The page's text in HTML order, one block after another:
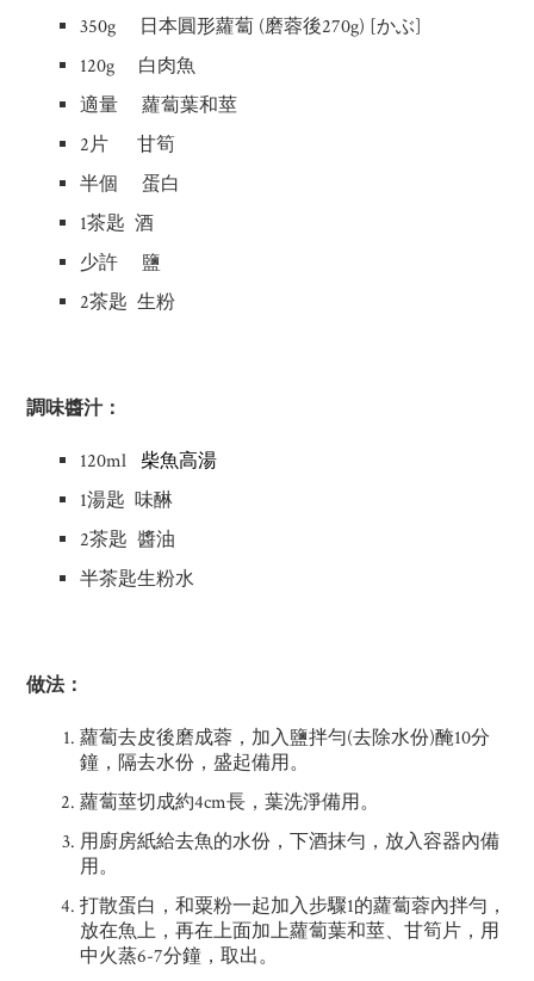
350g 日本圓形蘿蔔 (磨蓉後270g) [かぶ]
120g 白肉魚
適量 蘿蔔葉和莖
2片 甘筍
半個 蛋白
1茶匙 酒
少許 鹽
2茶匙 生粉
調味醬汁：
120ml柴魚高湯
1湯匙 味醂
2茶匙 醬油
半茶匙生粉水
做法：
蘿蔔去皮後磨成蓉，加入鹽拌勻(去除水份)醃10分
鐘，隔去水份，盛起備用。
蘿蔔莖切成約4cm長，葉洗淨備用。
用廚房紙給去魚的水份，下酒抹勻，放入容器內備
用。
打散蛋白，和粟粉一起加入步驟1的蘿蔔蓉內拌勻，
放在魚上，再在上面加上蘿蔔葉和莖、甘筍片，用
中火蒸6-7分鐘，取出。